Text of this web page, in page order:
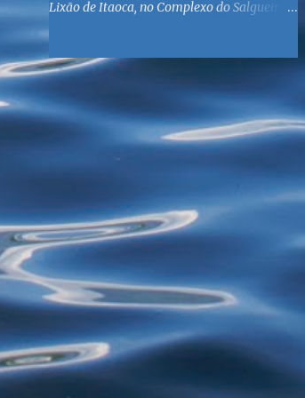
Lixão de Itaoca, no Complexo do Salgueiro,
catadores locais, como comida e material
higiênico, além de atendimento médico. O
Fórum Local espera contar com a
participação de ONGs locais e da população
Feliciano Sodré 82, Sala 104 – Centro, no
horário 9h às 17h, de segunda a sexta. Mais
informações também podem ser obtidas
agenda21sg@r7.com . O Lixão do Salgueiro
foi fechado em fevereiro por determinação
do Governo Federal, que está instituindo o
fim de lixões no Brasil até 2014. Os
habitantes da região que viviam do lixo há
mais de 40 anos - selecionando roupas e